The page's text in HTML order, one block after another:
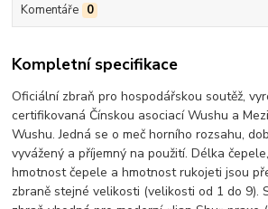
Komentáře 0
Kompletní specifikace
Oficiální zbraň pro hospodářskou soutěž,
certifikovaná Čínskou asociací Wushu a
Wushu. Jedná se o meč horního rozsahu,
vyvážený a příjemný na použití. Délka
hmotnost čepele a hmotnost rukojeti jsou
zbraně stejné velikosti (velikosti od 1 do 9).